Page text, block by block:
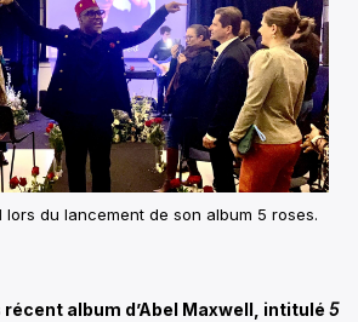
lors du lancement de son album 5 roses.
récent album d’Abel Maxwell, intitulé 5